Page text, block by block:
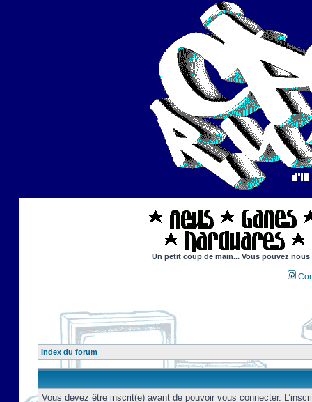
Un petit coup de main... Vous pouvez
Index du forum
Vous devez être inscrit(e) avant de pouvoir vous connecter.